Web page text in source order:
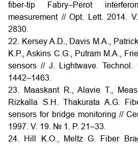
fiber-tip Fabry–Perot
measurement // Opt. Lett. 2014.
2830.
22. Kersey A.D., Davis M.A.,
K.P., Askins C.G., Putram M.A.,
sensors // J. Lightwave.
1442–1463.
23. Maaskant R., Alavie T.,
Rizkalla S.H. Thakurata A.G.
sensors for bridge monitoring //
1997. V. 19. № 1. P. 21–33.
24. Hill K.O., Meltz G. Fiber